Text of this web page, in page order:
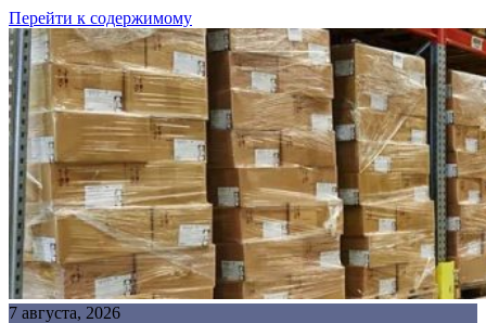
Перейти к содержимому
7 августа, 2026